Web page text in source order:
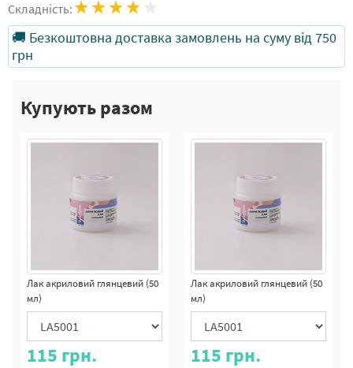
Складність:
🚚 Безкоштовна доставка замовлень на суму від 750
грн
Купують разом
Лак акриловий глянцевий (50
мл)
115 грн.
Лак акриловий глянцевий (50
мл)
115 грн.